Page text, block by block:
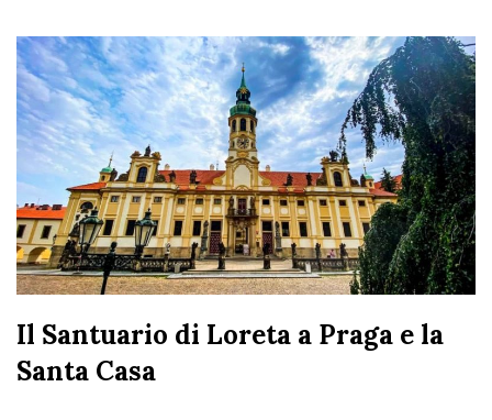
Il Santuario di Loreta a Praga e la
Santa Casa